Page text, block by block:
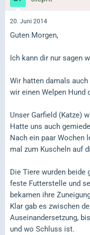
20. Juni 2014
Guten Morgen,
Ich kann dir nur sagen
Wir hatten damals
wir einen Welpen Hund
Unser Garfield (Katze)
Hatte uns auch
Nach ein paar Wochen
mal zum Kuscheln auf
Die Tiere wurden beide
feste Futterstelle und
bekamen ihre
Klar gab es zwischen
Auseinandersetzung,
und wo Schluss ist.